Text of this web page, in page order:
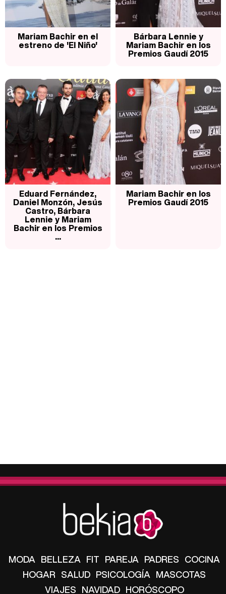
Mariam Bachir en el
estreno de 'El Niño'
Bárbara Lennie y
Mariam Bachir en los
Premios Gaudí 2015
Eduard Fernández,
Daniel Monzón, Jesús
Castro, Bárbara
Lennie y Mariam
Bachir en los Premios
...
Mariam Bachir en los
Premios Gaudí 2015
MODA BELLEZA FIT PAREJA PADRES COCINA
HOGAR SALUD PSICOLOGÍA MASCOTAS
VIAJES NAVIDAD HORÓSCOPO